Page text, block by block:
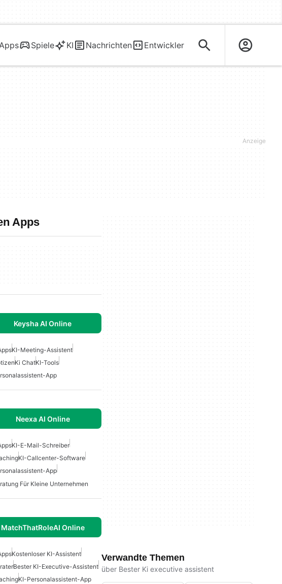
Spiele KI Nachrichten Entwickler
Apps
Keysha AI Online
KI-Meeting-Assistent
Ki ChatKI-Tools
App
Neexa AI Online
KI-E-Mail-Schreiber
KI-Callcenter-Software
App
Für Kleine Unternehmen
MatchThatRoleAI Online
Kostenloser KI-Assistent
Bester KI-Executive-Assistent
KI-Personalassistent-App
Verwandte Themen
über Bester Ki executive assistent